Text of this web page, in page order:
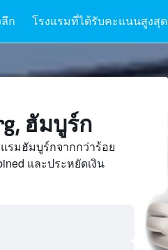
ก โรงแรมที่ได้รับคะแนนสูงสุด
ฮัมบูร์ก
รมฮัมบูร์กจากกว่าร้อย
และประหยัดเงิน